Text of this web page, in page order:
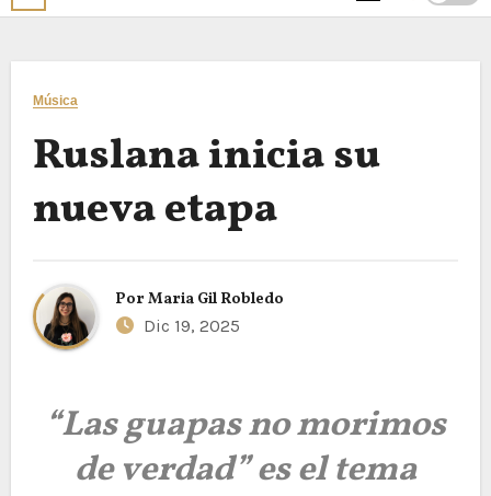
Música
Ruslana inicia su
nueva etapa
Por Maria Gil Robledo
Dic 19, 2025
“Las guapas no morimos
de verdad” es el tema